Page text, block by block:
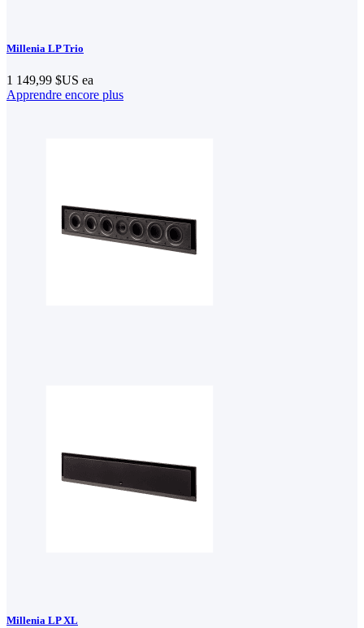
Millenia LP Trio
1 149,99 $US ea
Apprendre encore plus
Millenia LP XL